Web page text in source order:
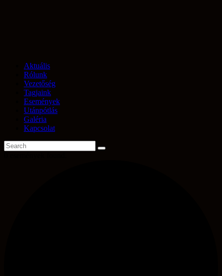
Aktuális
Rólunk
Vezetőség
Tagjaink
Események
Utánpótlás
Galéria
Kapcsolat